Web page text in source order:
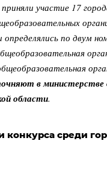
приняли участие 17
по двум
в министерстве
области.
конкурса среди